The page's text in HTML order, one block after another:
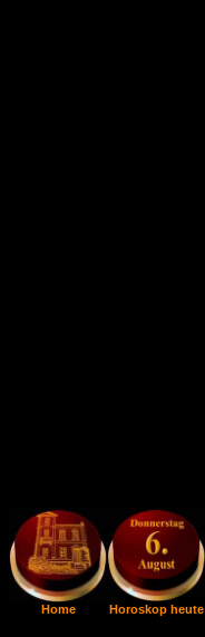
Home Horoskop heute